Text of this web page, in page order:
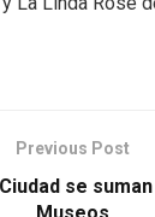
Previous Post
se